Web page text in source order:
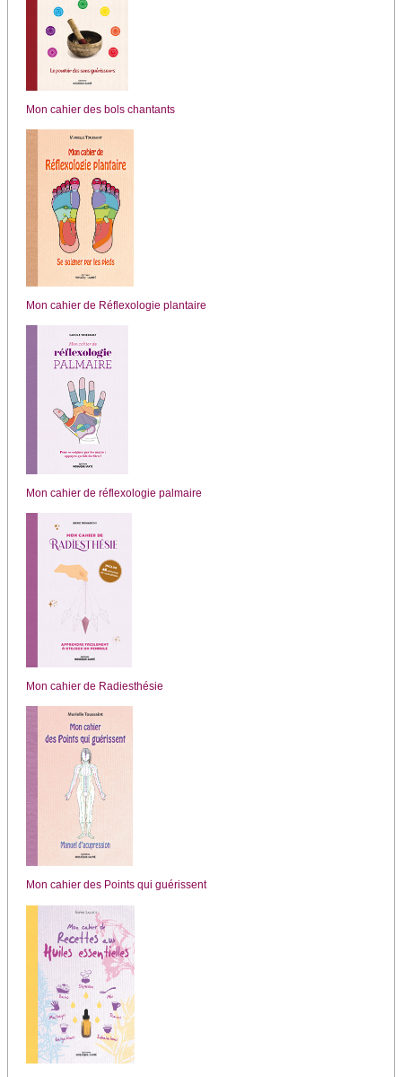
Mon cahier des bols chantants
Mon cahier de Réflexologie plantaire
Mon cahier de réflexologie palmaire
Mon cahier de Radiesthésie
Mon cahier des Points qui guérissent